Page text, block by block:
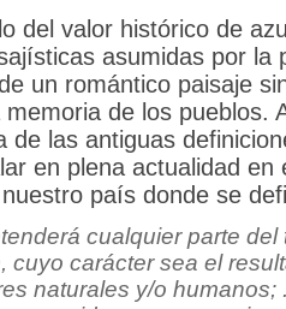
del valor histórico de
asumidas por la
un romántico paisaje
memoria de los pueblos.
de las antiguas
en plena actualidad en
país donde se
cualquier parte del
cuyo carácter sea el
naturales y/o humanos;